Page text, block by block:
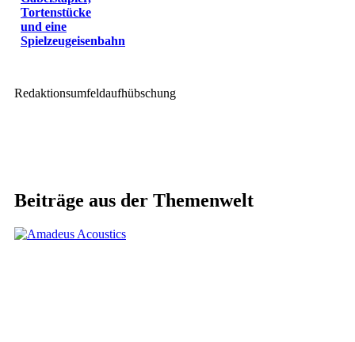
Tortenstücke
und eine
Spielzeugeisenbahn
Redaktionsumfeldaufhübschung
Beiträge aus der Themenwelt